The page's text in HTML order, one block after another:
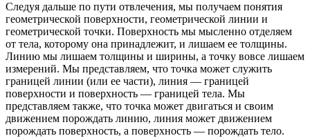
Следуя дальше по пути отвлечения, мы получаем понятия
геометрической поверхности, геометрической линии и
геометрической точки. Поверхность мы мысленно отделяем
от тела, которому она принадлежит, и лишаем ее толщины.
Линию мы лишаем толщины и ширины, а точку вовсе лишаем
измерений. Мы представляем, что точка может служить
границей линии (или ее части), линия — границей
поверхности и поверхность — границей тела. Мы
представляем также, что точка может двигаться и своим
движением порождать линию, линия может движением
порождать поверхность, а поверхность — порождать тело.